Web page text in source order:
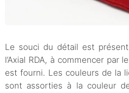
Le souci du détail est
l’Axial RDA, à commencer par
est fourni. Les couleurs de la
sont assorties à la couleur